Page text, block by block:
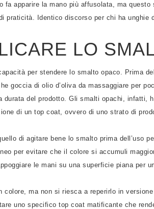
fa apparire la mano più affusolata, ma
praticità. Identico discorso per chi ha unghie
LO
per stendere lo smalto opaco. Prima
goccia di olio d’oliva da massaggiare per
durata del prodotto. Gli smalti opachi, infatti,
di un top coat, ovvero di uno strato di
di agitare bene lo smalto prima dell’uso
per evitare che il colore si accumuli
le mani su una superficie piana per
colore, ma non si riesca a reperirlo in
uno specifico top coat matificante che